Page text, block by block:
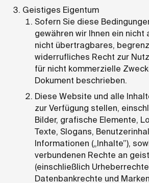
Geistiges Eigentum
Sofern Sie diese
gewähren wir Ihnen ein nicht
nicht übertragbares,
widerrufliches Recht zur
für nicht kommerzielle
Dokument beschrieben.
Diese Website und alle
zur Verfügung stellen,
Bilder, grafische Elemente,
Texte, Slogans,
Informationen („Inhalte”),
verbundenen Rechte an
(einschließlich
Datenbankrechte und